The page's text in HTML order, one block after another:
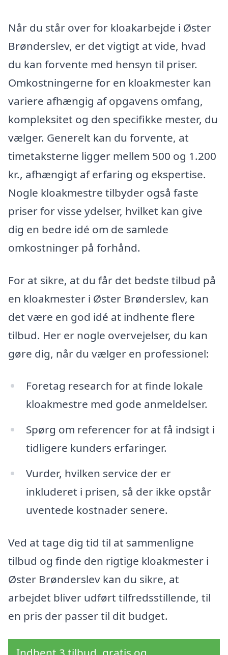
Når du står over for kloakarbejde i Øster
Brønderslev, er det vigtigt at vide, hvad
du kan forvente med hensyn til priser.
Omkostningerne for en kloakmester kan
variere afhængig af opgavens omfang,
kompleksitet og den specifikke mester, du
vælger. Generelt kan du forvente, at
timetaksterne ligger mellem 500 og 1.200
kr., afhængigt af erfaring og ekspertise.
Nogle kloakmestre tilbyder også faste
priser for visse ydelser, hvilket kan give
dig en bedre idé om de samlede
omkostninger på forhånd.
For at sikre, at du får det bedste tilbud på
en kloakmester i Øster Brønderslev, kan
det være en god idé at indhente flere
tilbud. Her er nogle overvejelser, du kan
gøre dig, når du vælger en professionel:
Foretag research for at finde lokale
kloakmestre med gode anmeldelser.
Spørg om referencer for at få indsigt i
tidligere kunders erfaringer.
Vurder, hvilken service der er
inkluderet i prisen, så der ikke opstår
uventede kostnader senere.
Ved at tage dig tid til at sammenligne
tilbud og finde den rigtige kloakmester i
Øster Brønderslev kan du sikre, at
arbejdet bliver udført tilfredsstillende, til
en pris der passer til dit budget.